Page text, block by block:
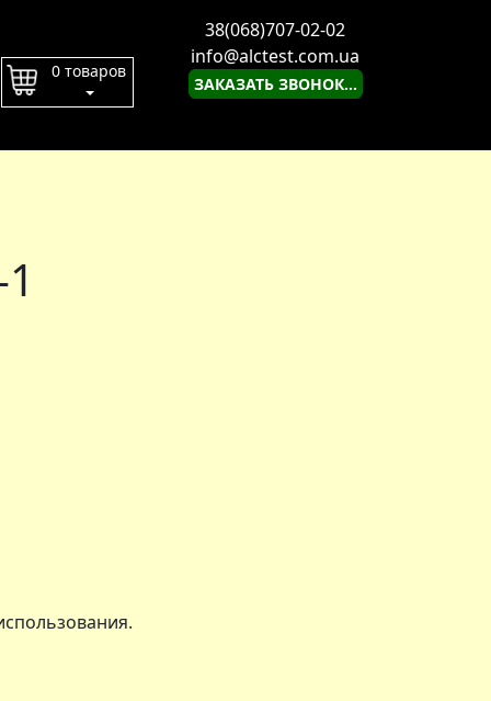
0 товаров
38(068)707-02-02
info@alctest.com.ua
ЗАКАЗАТЬ ЗВОНОК...